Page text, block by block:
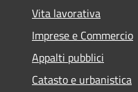
Vita lavorativa
Imprese e Commercio
Appalti pubblici
Catasto e urbanistica